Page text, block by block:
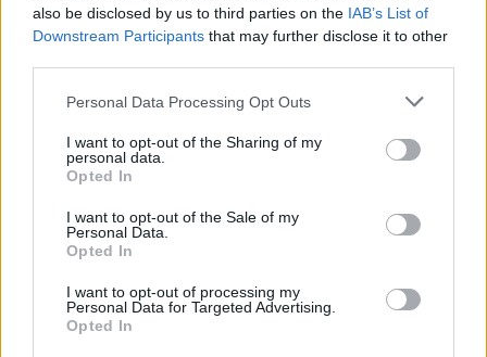
also be disclosed by us to third parties on the IAB’s List of
Downstream Participants that may further disclose it to other
Personal Data Processing Opt Outs
I want to opt-out of the Sharing of my
personal data.
Opted In
I want to opt-out of the Sale of my
Personal Data.
Opted In
I want to opt-out of processing my
Personal Data for Targeted Advertising.
Opted In
Maior número real fator de dois ou
mais números
A resposta a esta pergunta: